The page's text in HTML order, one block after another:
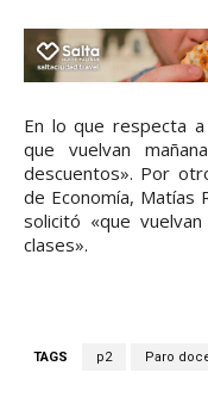
En lo que respecta
que vuelvan
descuentos». Por
de Economía, Matías
solicitó «que
clases».
TAGS p2 Paro